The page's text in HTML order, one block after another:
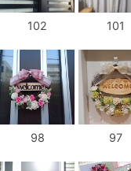
102 101
98 97